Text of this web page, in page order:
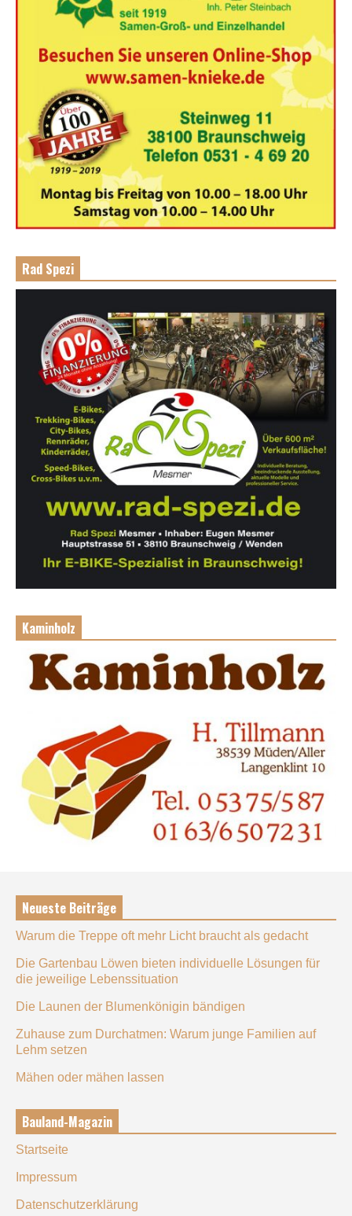
Rad Spezi
Kaminholz
Neueste Beiträge
Warum die Treppe oft mehr Licht braucht als gedacht
Die Gartenbau Löwen bieten individuelle Lösungen für
die jeweilige Lebenssituation
Die Launen der Blumenkönigin bändigen
Zuhause zum Durchatmen: Warum junge Familien auf
Lehm setzen
Mähen oder mähen lassen
Bauland-Magazin
Startseite
Impressum
Datenschutzerklärung